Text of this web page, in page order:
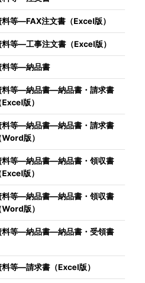
等―FAX注文書（Excel版）
等―工事注文書（Excel版）
料等―納品書
料等―納品書―納品書・請求書
Excel版）
料等―納品書―納品書・請求書
Word版）
料等―納品書―納品書・領収書
Excel版）
料等―納品書―納品書・領収書
Word版）
料等―納品書―納品書・受領書
等―請求書（Excel版）